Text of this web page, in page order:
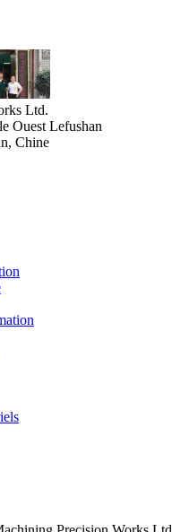
Ltd.
Ouest Lefushan
Chine